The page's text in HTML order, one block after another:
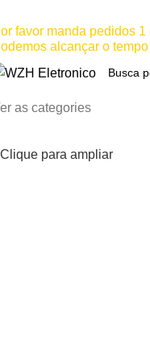
favor manda pedidos
alcançar o
as categories
Clique para ampliar